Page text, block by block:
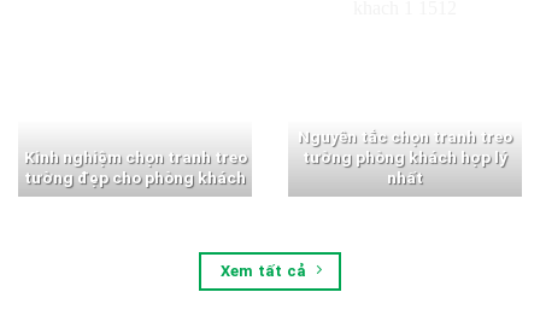
Kinh nghiệm chọn tranh treo
tường đẹp cho phòng khách
Nguyên tắc chọn tranh treo
tường phòng khách hợp lý
nhất
Xem tất cả